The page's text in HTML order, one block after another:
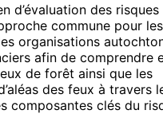
d’évaluation des
commune pour les
organisations
afin de comprendre
de forêt ainsi que les
des feux à travers
composantes clés du